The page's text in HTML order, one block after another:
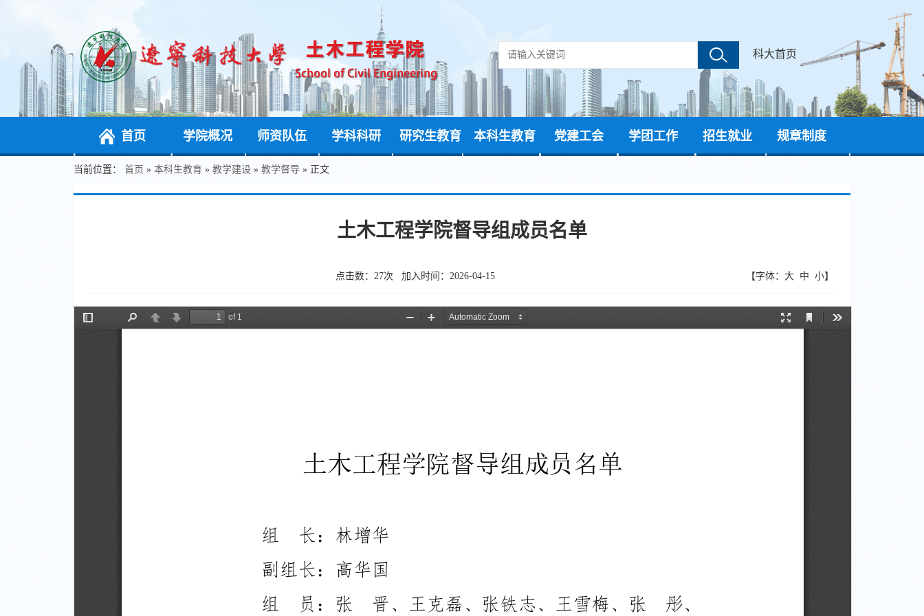
科大首页
首页 学院概况 师资队伍 学科科研 研究生教育 本科生教育 党建工会 学团工作 招生就业 规章制度
当前位置： 首页 » 本科生教育 » 教学建设 » 教学督导 » 正文
土木工程学院督导组成员名单
点击数： 27次 加入时间：2026-04-15 【字体： 大 中 小】